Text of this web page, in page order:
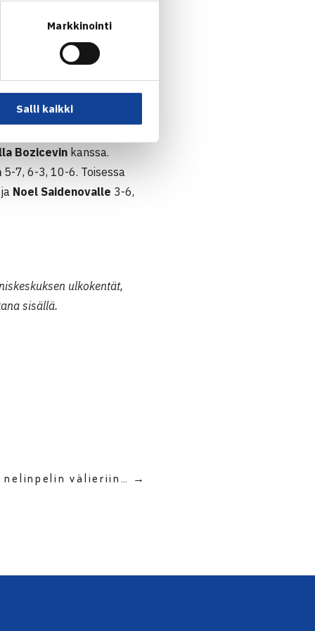
Markkinointi
Salli kaikki
tempoa ja pelasi
kertoi Kulikova.
joka tiputtiEmilia
Bozicevin kanssa.
5-7, 6-3, 10-6. Toisessa
Noel Saidenovalle 3-6,
ulkokentät,
sisällä.
nelinpelin välieriin… →